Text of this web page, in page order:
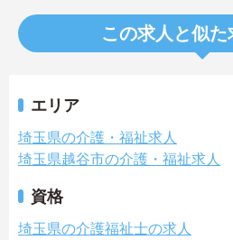
この求人と似
エリア
埼玉県の介護・福祉求人
埼玉県越谷市の介護・福祉求人
資格
埼玉県の介護福祉士の求人